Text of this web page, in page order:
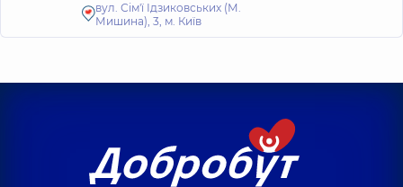
вул. Сім'ї Ідзиковських (М.
Мишина), 3, м. Київ